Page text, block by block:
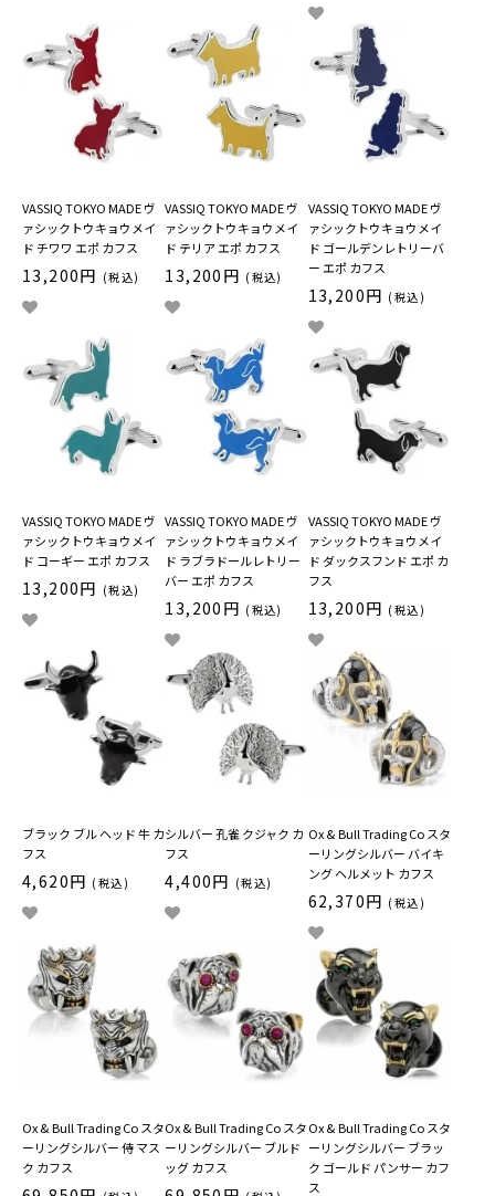
VASSIQ TOKYO MADE ヴ
ァシックトウキョウメイ
ド チワワ エポ カフス
13,200円 (税込)
VASSIQ TOKYO MADE ヴ
ァシックトウキョウメイ
ド テリア エポ カフス
13,200円 (税込)
VASSIQ TOKYO MADE ヴ
ァシックトウキョウメイ
ド ゴールデンレトリーバ
ー エポ カフス
13,200円 (税込)
VASSIQ TOKYO MADE ヴ
ァシックトウキョウメイ
ド コーギー エポ カフス
13,200円 (税込)
VASSIQ TOKYO MADE ヴ
ァシックトウキョウメイ
ド ラブラドールレトリー
バー エポ カフス
13,200円 (税込)
VASSIQ TOKYO MADE ヴ
ァシックトウキョウメイ
ド ダックスフンド エポ カ
フス
13,200円 (税込)
ブラック ブル ヘッド 牛 カ
フス
4,620円 (税込)
シルバー 孔雀 クジャク カ
フス
4,400円 (税込)
Ox & Bull Trading Co スタ
ーリングシルバー バイキ
ング ヘルメット カフス
62,370円 (税込)
Ox & Bull Trading Co スタ
ーリングシルバー 侍 マス
ク カフス
Ox & Bull Trading Co スタ
ーリングシルバー ブルド
ッグ カフス
Ox & Bull Trading Co スタ
ーリングシルバー ブラッ
ク ゴールド パンサー カフ
ス